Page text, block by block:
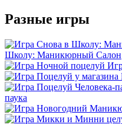
Разные игры
Школу: Маникюрный Салон
паука